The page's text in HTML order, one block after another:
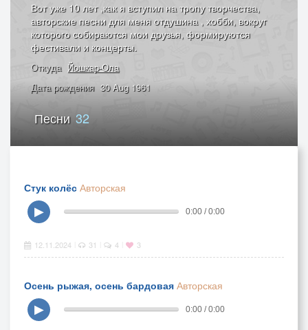
Вот уже 10 лет ,как я вступил на тропу творчества,
авторские песни для меня отдушина , хобби, вокруг
которого собираются мои друзья, формируются
фестивали и концерты.
Откуда Йошкар-Ола
Дата рождения 30 Aug 1961
Песни 32
Стук колёс Авторская
▶
0:00 / 0:00
12.11.2024 31 4 3
Осень рыжая, осень бардовая Авторская
▶
0:00 / 0:00